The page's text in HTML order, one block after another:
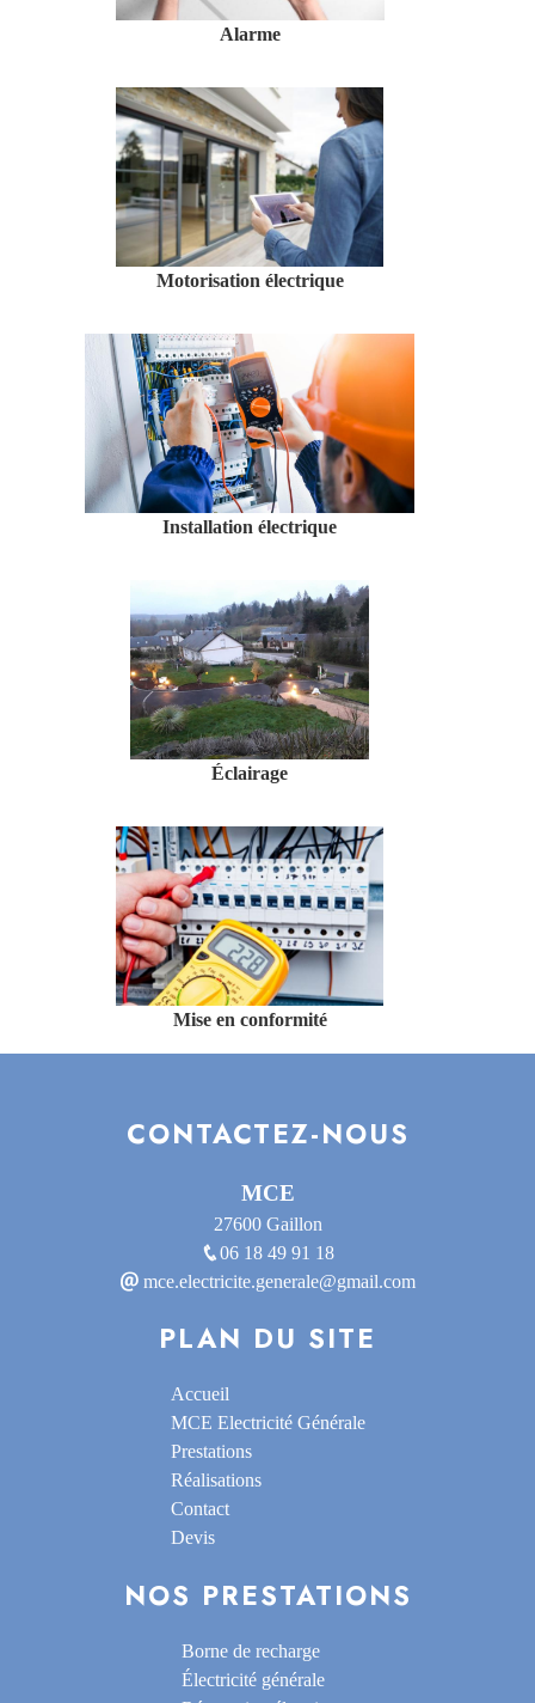
Alarme
Motorisation électrique
Installation électrique
Éclairage
Mise en conformité
CONTACTEZ-NOUS
MCE
27600 Gaillon
06 18 49 91 18
mce.electricite.generale@gmail.com
PLAN DU SITE
Accueil
MCE Electricité Générale
Prestations
Réalisations
Contact
Devis
NOS PRESTATIONS
Borne de recharge
Électricité générale